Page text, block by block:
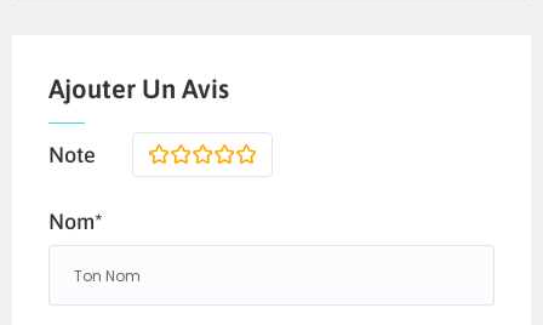
Ajouter Un Avis
Note 5
4
3
2
Nom*